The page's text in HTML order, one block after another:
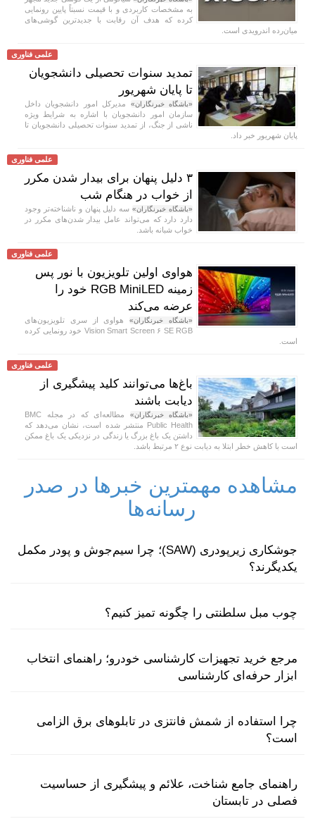
به مشخصات کاربردی و با قیمت نسبتاً پایین رونمایی
کرده که هدف آن رقابت با جدیدترین گوشی‌های
میان‌رده اندرویدی است.
علمی فناوری
تمدید سنوات تحصیلی دانشجویان
تا پایان شهریور
«باشگاه خبرنگاران» مدیرکل امور دانشجویان داخل
سازمان امور دانشجویان با اشاره به شرایط ویژه
ناشی از جنگ، از تمدید سنوات تحصیلی دانشجویان تا
پایان شهریور خبر داد.
علمی فناوری
۳ دلیل پنهان برای بیدار شدن مکرر
از خواب در هنگام شب
«باشگاه خبرنگاران»سه دلیل پنهان و ناشناخته‌تر وجود
دارد دارد که می‌تواند عامل بیدار شدن‌های مکرر در
خواب شبانه باشد.
علمی فناوری
هواوی اولین تلویزیون با نور پس
زمینه RGB MiniLED خود را
عرضه می‌کند
«باشگاه خبرنگاران»هواوی از سری تلویزیون‌های
Vision Smart Screen ۶ SE RGB خود رونمایی کرده
است.
علمی فناوری
باغ‌ها می‌توانند کلید پیشگیری از
دیابت باشند
«باشگاه خبرنگاران»
مطالعه‌ای که در مجله BMC
Public Health منتشر شده است، نشان می‌دهد که
داشتن یک باغ بزرگ یا زندگی در نزدیکی یک باغ ممکن
است با کاهش خطر ابتلا به دیابت نوع ۲ مرتبط باشد.
مشاهده مهمترین خبرها در صدر
رسانه‌ها
جوشکاری زیرپودری (SAW)؛ چرا سیم‌جوش و پودر مکمل
یکدیگرند؟
چوب مبل سلطنتی را چگونه تمیز کنیم؟
مرجع خرید تجهیزات کارشناسی خودرو؛ راهنمای انتخاب
ابزار حرفه‌ای کارشناسی
چرا استفاده از شمش فانتزی در تابلوهای برق الزامی
است؟
راهنمای جامع شناخت، علائم و پیشگیری از حساسیت
فصلی در تابستان